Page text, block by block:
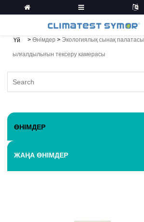
Үй > Өнімдер > Экологиялық сынақ палатасы
ылғалдылығын тексеру камерасы
ӨНІМДЕР
ЖАҢА ӨНІМДЕР